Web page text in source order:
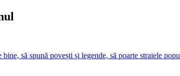
să spună povești și legende, să poarte straiele